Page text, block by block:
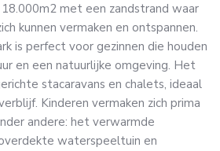
met een zandstrand waar
kunnen vermaken en ontspannen.
is perfect voor gezinnen die houden
en een natuurlijke omgeving. Het
stacaravans en chalets, ideaal
Kinderen vermaken zich prima
andere: het verwarmde
waterspeeltuin en